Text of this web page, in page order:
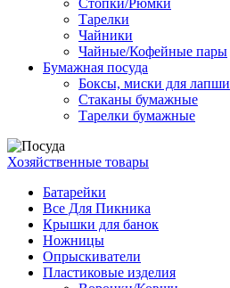
Стопки/Рюмки
Тарелки
Чайники
Чайные/Кофейные пары
Бумажная посуда
Боксы, миски для лапши
Стаканы бумажные
Тарелки бумажные
Хозяйственные товары
Батарейки
Все Для Пикника
Крышки для банок
Ножницы
Опрыскиватели
Пластиковые изделия